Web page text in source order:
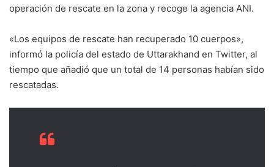
operación de rescate en la zona y recoge la agencia ANI.
«Los equipos de rescate han recuperado 10 cuerpos»,
informó la policía del estado de Uttarakhand en Twitter, al
tiempo que añadió que un total de 14 personas habían sido
rescatadas.